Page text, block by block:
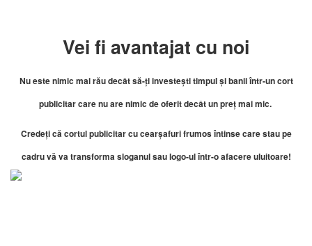
Vei fi avantajat cu noi
Nu este nimic mai rău decât să-ți investești timpul și banii într-un cort
publicitar care nu are nimic de oferit decât un preț mai mic.
Credeți că cortul publicitar cu cearșafuri frumos întinse care stau pe
cadru vă va transforma sloganul sau logo-ul într-o afacere uluitoare!